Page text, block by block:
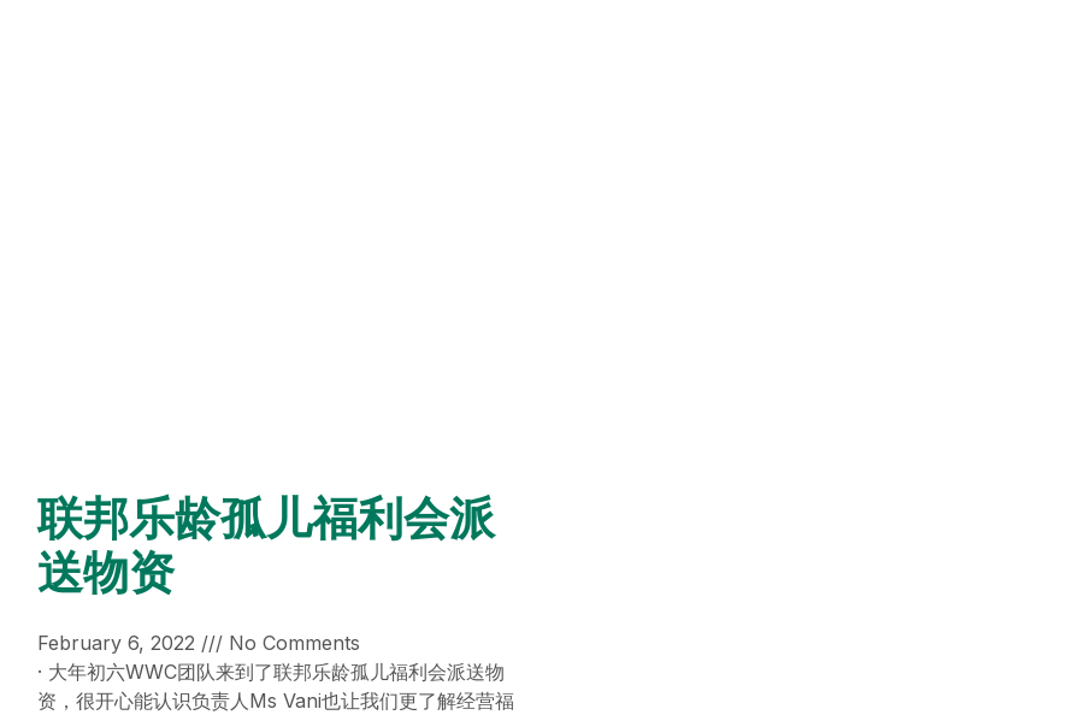
联邦乐龄孤儿福利会派
送物资
February 6, 2022
No Comments
· 大年初六WWC团队来到了联邦乐龄孤儿福利会派送物
资，很开心能认识负责人Ms Vani也让我们更了解经营福